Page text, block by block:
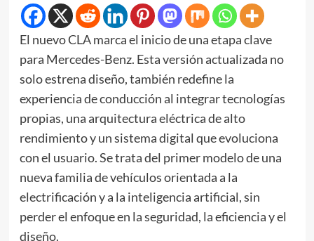
El nuevo CLA marca el inicio de una etapa clave
para Mercedes-Benz. Esta versión actualizada no
solo estrena diseño, también redefine la
experiencia de conducción al integrar tecnologías
propias, una arquitectura eléctrica de alto
rendimiento y un sistema digital que evoluciona
con el usuario. Se trata del primer modelo de una
nueva familia de vehículos orientada a la
electrificación y a la inteligencia artificial, sin
perder el enfoque en la seguridad, la eficiencia y el
diseño.